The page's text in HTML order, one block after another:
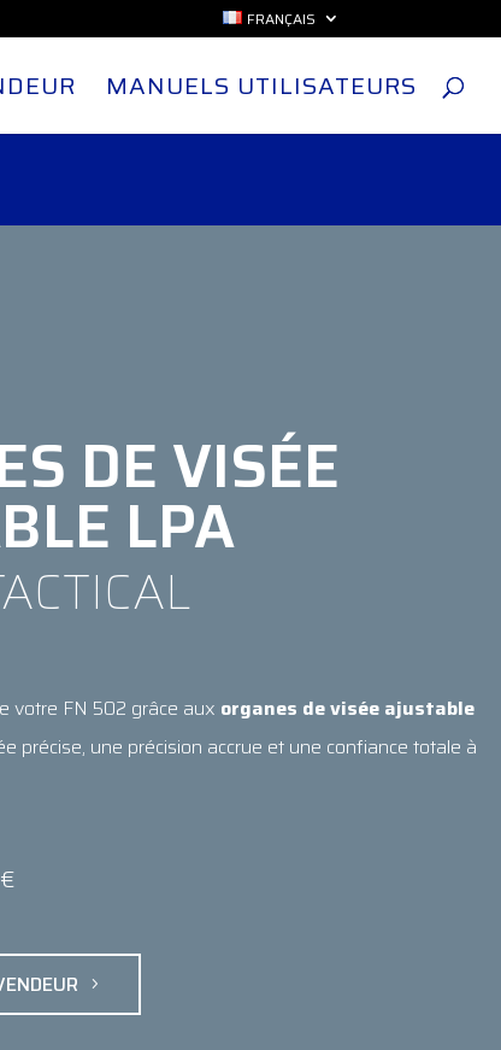
FRANÇAIS
MANUELS UTILISATEURS
DE VISÉE
LPA
votre FN 502 grâce aux organes de visée ajustable
précise, une précision accrue et une confiance totale à